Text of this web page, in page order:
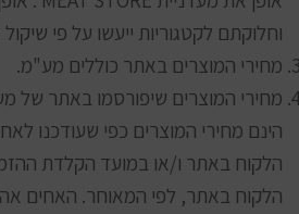
וחלוקתם לקטגוריות ייעשו על פי
מחירי המוצרים באתר כוללים מע"מ.
הינם מחירי המוצרים כפי שעודכנו
הלקוח באתר ו/או במועד הקלדת
הלקוח באתר, לפי המאוחר. האחים